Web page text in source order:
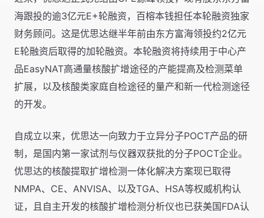
海跟投的逾3亿元E+轮融资，百榕本钱担任本轮融资独家
财务顾问。这是优思达继半年前由东方富海领投约2亿元
E轮融资后取得的加轮融资。本轮融资将持续用于中心产
品EasyNAT高通量核酸扩增途径的产能提高及检测菜单
扩展，以及核酸类家庭自检途径的量产和新一代检测途径
的开发。
自成立以来，优思达一向致力于立异分子POCT产品的研
制，是国内第一家试剂与仪器双获批的分子POCT企业。
优思达的核酸提取扩增检测一体化解决方案现已取得
NMPA、CE、ANVISA、以及TGA、HSA等权威机构认
证，且自主开发的核酸扩增检测分析仪也已获美国FDA认